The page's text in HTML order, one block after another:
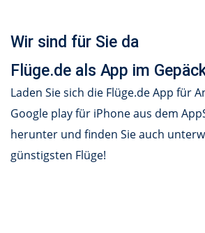
Wir sind für Sie da
Flüge.de als App im
Laden Sie sich die Flüge.de App für
Google play für iPhone aus dem
herunter und finden Sie auch
günstigsten Flüge!